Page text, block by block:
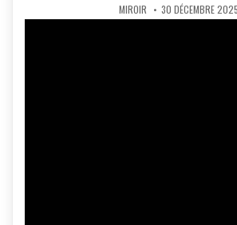
AUTHOR:
MIROIR PUBLISHED
DATE:
30 DÉCEMBRE 2025